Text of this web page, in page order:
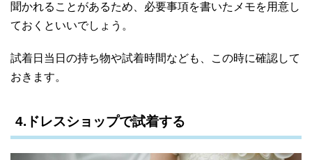
聞かれることがあるため、必要事項を書いたメモを用意し
ておくといいでしょう。
試着日当日の持ち物や試着時間なども、この時に確認して
おきます。
4.ドレスショップで試着する